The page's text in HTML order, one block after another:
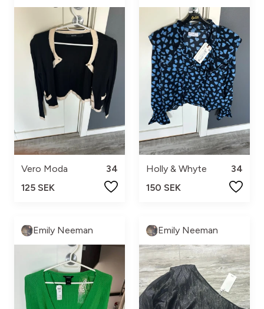
Vero Moda
34
125 SEK
Holly & Whyte
34
150 SEK
Emily Neeman Emily Neeman